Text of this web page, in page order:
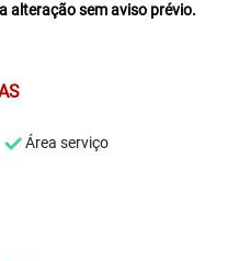
alteração sem aviso prévio.
Área serviço